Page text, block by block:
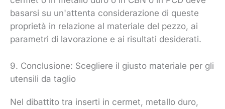
basarsi su un'attenta considerazione di queste
proprietà in relazione al materiale del pezzo, ai
parametri di lavorazione e ai risultati desiderati.
9. Conclusione: Scegliere il giusto materiale per gli
utensili da taglio
Nel dibattito tra inserti in cermet, metallo duro,
Chinese
Japanese
German